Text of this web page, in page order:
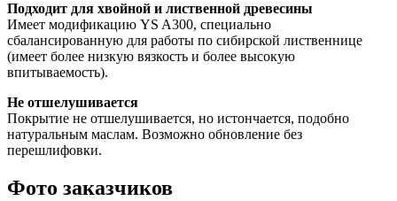
Подходит для хвойной и лиственной древесины
Имеет модификацию YS A300, специально
сбалансированную для работы по сибирской лиственнице
(имеет более низкую вязкость и более высокую
впитываемость).
Не отшелушивается
Покрытие не отшелушивается, но истончается, подобно
натуральным маслам. Возможно обновление без
перешлифовки.
Фото заказчиков